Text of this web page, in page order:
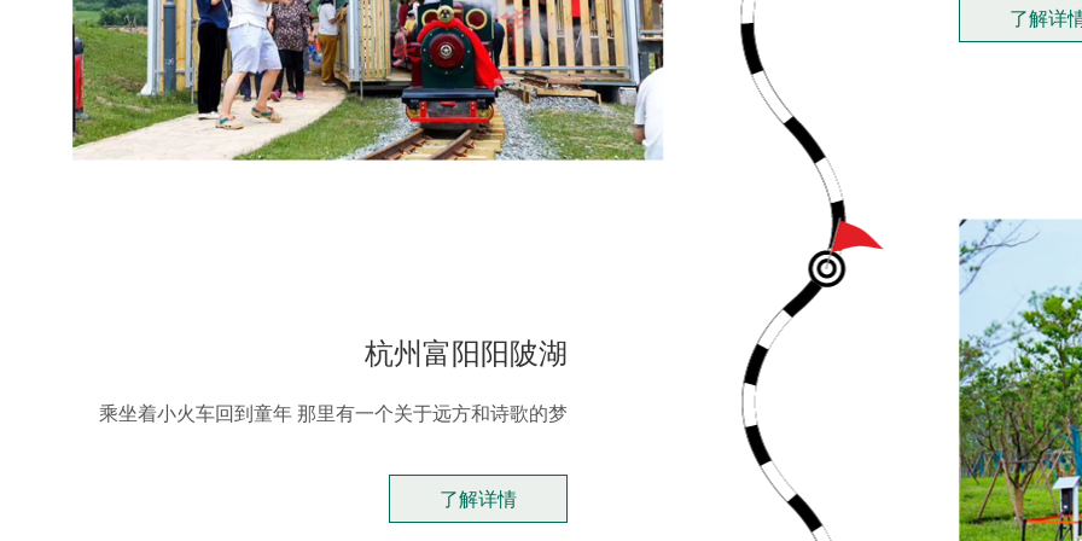
了解详
杭州富阳阳陂湖
乘坐着小火车回到童年 那里有一个关于远方和诗歌的梦
了解详情